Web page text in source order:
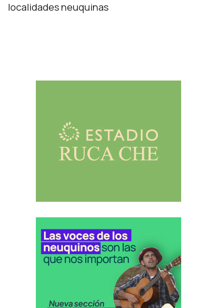
localidades neuquinas